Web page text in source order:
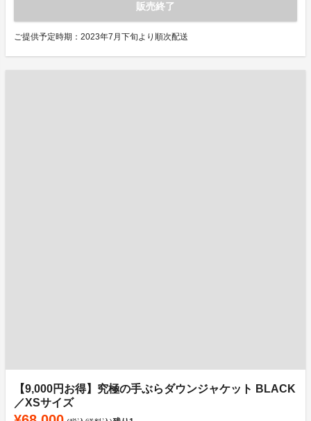
販売終了
ご提供予定時期：2023年7月下旬より順次配送
【9,000円お得】究極の手ぶらダウンジャケット BLACK
／XSサイズ